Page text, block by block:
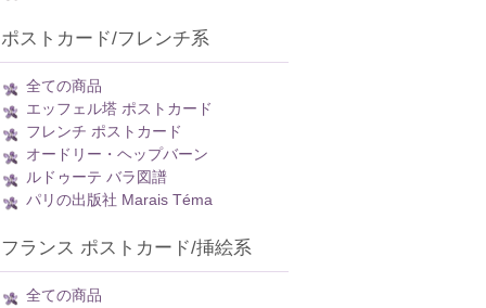
ポストカード/フレンチ系
全ての商品
エッフェル塔 ポストカード
フレンチ ポストカード
オードリー・ヘップバーン
ルドゥーテ バラ図譜
パリの出版社 Marais Téma
フランス ポストカード/挿絵系
全ての商品